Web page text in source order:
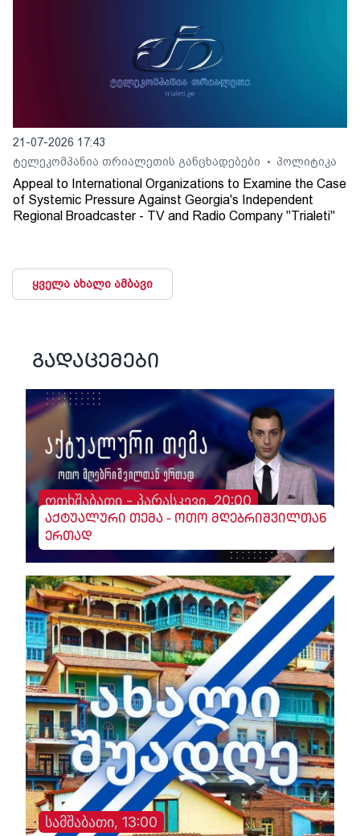
21-07-2026 17:43
ტელეკომპანია თრიალეთის განცხადებები
• პოლიტიკა
Appeal to International Organizations to Examine the Case
of Systemic Pressure Against Georgia's Independent
Regional Broadcaster - TV and Radio Company "Trialeti"
ყველა ახალი ამბავი
გადაცემები
ოთხშაბათი - პარასკევი, 20:00
აქტუალური თემა - ოთო მღებრიშვილთან
ერთად
სამშაბათი, 13:00